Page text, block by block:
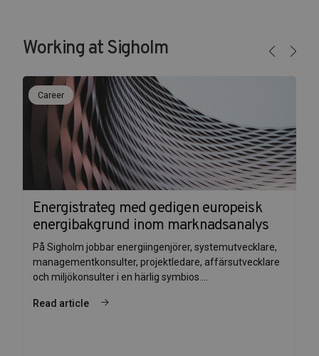
Working at Sigholm
Career
Energistrateg med gedigen europeisk
energibakgrund inom marknadsanalys
På Sigholm jobbar energiingenjörer, systemutvecklare,
managementkonsulter, projektledare, affärsutvecklare
och miljökonsulter i en härlig symbios....
Read article